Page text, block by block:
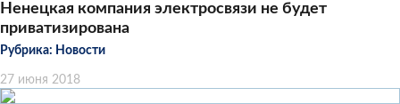
Ненецкая компания электросвязи не будет
приватизирована
Рубрика: Новости
27 июня 2018